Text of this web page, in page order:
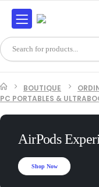
BOUTIQUE
PC PORTABLES &
AirPods
Shop Now